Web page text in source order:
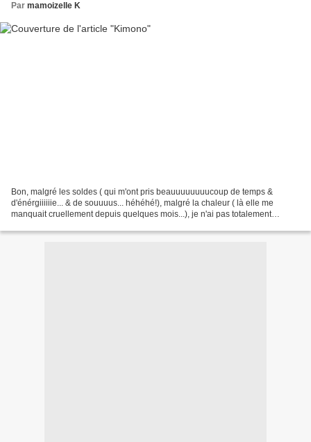
Par mamoizelle K
Bon, malgré les soldes ( qui m'ont pris beauuuuuuuucoup de temps &
d'énérgiiiiiie... & de souuuus... héhéhé!), malgré la chaleur ( là elle me
manquait cruellement depuis quelques mois...), je n'ai pas totalement